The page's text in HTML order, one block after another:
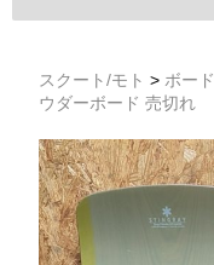
スクート/モト > ボード
ウダーボード 売切れ